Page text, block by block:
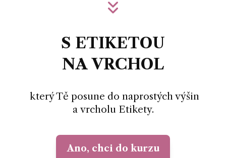
S ETIKETOU
NA VRCHOL
který Tě posune do naprostých výšin
a vrcholu Etikety.
Ano, chci do kurzu